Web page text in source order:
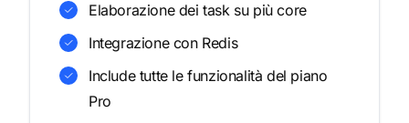
Elaborazione dei task su più core
Integrazione con Redis
Include tutte le funzionalità del piano
Pro